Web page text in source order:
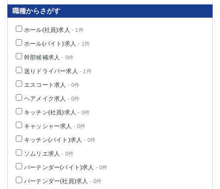
職種からさがす
ホール(社員)求人 - 1件
ホール(バイト)求人 - 1件
幹部候補求人 - 0件
送りドライバー求人 - 1件
エスコート求人 - 0件
ヘアメイク求人 - 0件
キッチン(社員)求人 - 0件
キャッシャー求人 - 0件
キッチン(バイト)求人 - 0件
ソムリエ求人 - 0件
バーテンダー(バイト)求人 - 0件
バーテンダー(社員)求人 - 0件